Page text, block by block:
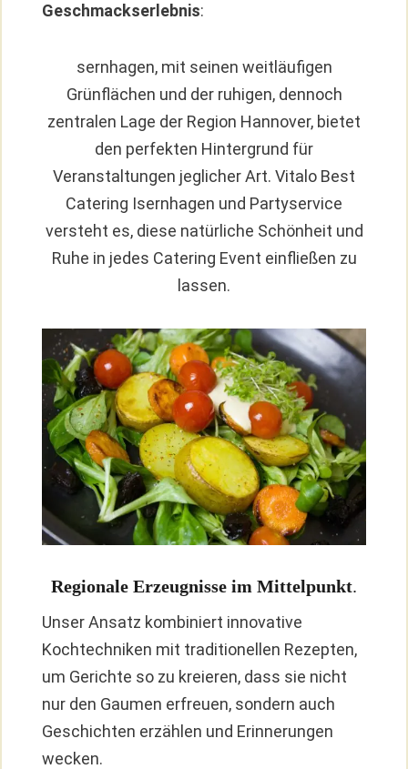
Geschmackserlebnis:
sernhagen, mit seinen weitläufigen
Grünflächen und der ruhigen, dennoch
zentralen Lage der Region Hannover, bietet
den perfekten Hintergrund für
Veranstaltungen jeglicher Art. Vitalo Best
Catering Isernhagen und Partyservice
versteht es, diese natürliche Schönheit und
Ruhe in jedes Catering Event einfließen zu
lassen.
Regionale Erzeugnisse im Mittelpunkt.
Unser Ansatz kombiniert innovative
Kochtechniken mit traditionellen Rezepten,
um Gerichte so zu kreieren, dass sie nicht
nur den Gaumen erfreuen, sondern auch
Geschichten erzählen und Erinnerungen
wecken.